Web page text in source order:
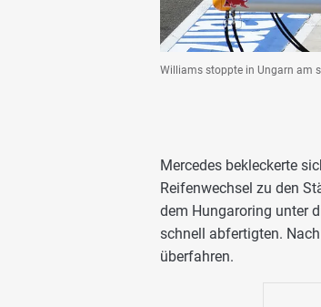
Williams stoppte in Ungarn am
Mercedes bekleckerte
Reifenwechsel zu den
dem Hungaroring unter
schnell abfertigten.
überfahren.